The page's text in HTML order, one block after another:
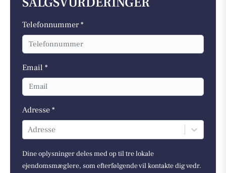
Telefonnummer *
Email *
Adresse *
Adresse
Dine oplysninger deles med op til tre lokale
ejendomsmæglere, som efterfølgende vil kontakte dig vedr.